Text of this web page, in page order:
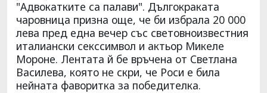
"Адвокатките са палави". Дългокраката
чаровница призна още, че би избрала 20 000
лева пред една вечер със световноизвестния
италиански секссимвол и актьор Микеле
Мороне. Лентата й бе връчена от Светлана
Василева, която не скри, че Роси е била
нейната фаворитка за победителка.